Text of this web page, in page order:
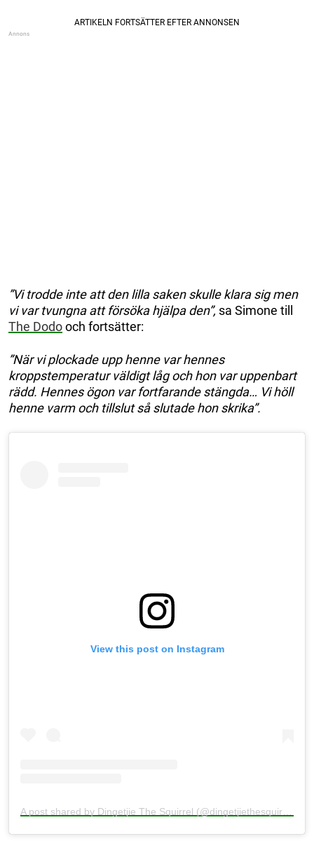
”Vi trodde inte att den lilla saken skulle klara sig men
vi var tvungna att försöka hjälpa den”, sa Simone till
The Dodooch fortsätter:
”När vi plockade upp henne var hennes
kroppstemperatur väldigt låg och hon var uppenbart
rädd. Hennes ögon var fortfarande stängda… Vi höll
henne varm och tillslut så slutade hon skrika”.
View this post on Instagram